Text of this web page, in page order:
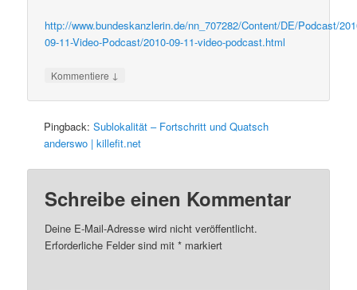
http://www.bundeskanzlerin.de/nn_707282/Content/DE/Podcast/
09-11-Video-Podcast/2010-09-11-video-podcast.html
Kommentiere ↓
Pingback:Sublokalität – Fortschritt und Quatsch
anderswo | killefit.net
Schreibe einen Kommentar
Deine E-Mail-Adresse wird nicht veröffentlicht.
Erforderliche Felder sind mit* markiert